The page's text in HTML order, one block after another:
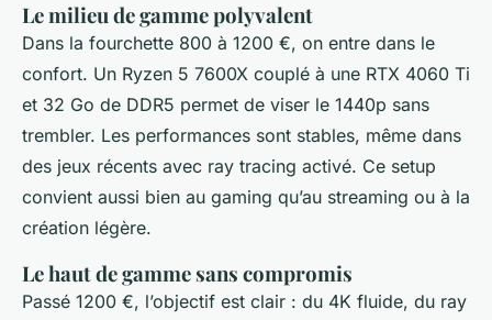
Le milieu de gamme polyvalent
Dans la fourchette 800 à 1200 €, on entre dans le
confort. Un Ryzen 5 7600X couplé à une RTX 4060 Ti
et 32 Go de DDR5 permet de viser le 1440p sans
trembler. Les performances sont stables, même dans
des jeux récents avec ray tracing activé. Ce setup
convient aussi bien au gaming qu’au streaming ou à la
création légère.
Le haut de gamme sans compromis
Passé 1200 €, l’objectif est clair : du 4K fluide, du ray